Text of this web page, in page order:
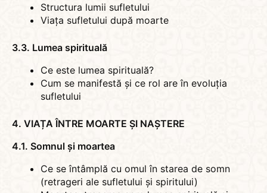
Structura lumii sufletului
Viața sufletului după moarte
3.3. Lumea spirituală
Ce este lumea spirituală?
Cum se manifestă și ce rol are în evoluția
sufletului
4. VIAȚA ÎNTRE MOARTE ȘI NAȘTERE
4.1. Somnul și moartea
Ce se întâmplă cu omul în starea de somn
(retrageri ale sufletului și spiritului)